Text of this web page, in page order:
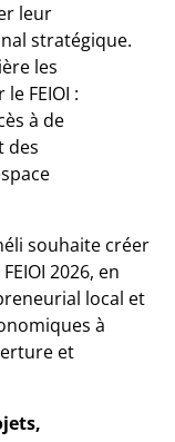
leur
stratégique.
les
FEIOI :
à de
des
souhaite créer
2026, en
local et
à
et